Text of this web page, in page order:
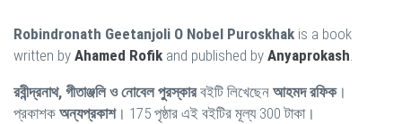
Robindronath Geetanjoli O Nobel Puroskhak is a book
written by Ahamed Rofik and published by Anyaprokash
রবীন্দ্রনাথ, গীতাঞ্জলি ও নোবেল পুরস্কারবইটি লিখেছেন আহমদ রফিক।
প্রকাশক অন্যপ্রকাশ। 175 পৃষ্ঠার এই বইটির মূল্য 300 টাকা।